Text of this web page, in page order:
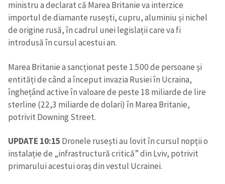
ministru a declarat că Marea Britanie va interzice
importul de diamante rusești, cupru, aluminiu și nichel
de origine rusă, în cadrul unei legislații care va fi
introdusă în cursul acestui an.
Marea Britanie a sancționat peste 1.500 de persoane și
entități de când a început invazia Rusiei în Ucraina,
înghețând active în valoare de peste 18 miliarde de lire
sterline (22,3 miliarde de dolari) în Marea Britanie,
potrivit Downing Street.
UPDATE 10:15 Dronele rusești au lovit în cursul nopții o
instalație de „infrastructură critică” din Lviv, potrivit
primarului acestui oraș din vestul Ucrainei.